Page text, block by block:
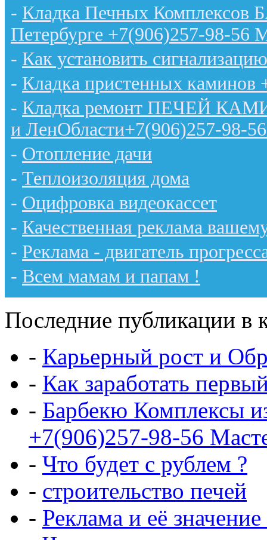
- Кладка Печных Комплексов
Петербурге +7(906)257-98-56
- Как установить
- Кладка пристенных каминов
- Кладка ремонт ПЕЧЕЙ
и ЛенОбласти+7(906)257-98-
- Отопление дачи
- Теплоизоляция дома
- Оцифровка видеокассет
- Качественная реклама
- Реклама - двигатель
- Всем мамам и папам !
Последние публикации в
- Карьерный рост и
- Как заработать
- Барбекю Комплексы
+7(906)257-98-56
- Что будет с рублем ?
- строительство печей
- Реклама и её